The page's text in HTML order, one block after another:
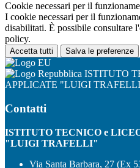
Cookie necessari per il
I cookie necessari per il
disabilitati. È possibile consultare
policy.
Accetta tutti Salva le preferenze
ISTITUTO
APPLICATE "LUIGI
Contatti
ISTITUTO TECNICO e
"LUIGI TRAFELLI"
Via Santa Barbara, 27 (Ex